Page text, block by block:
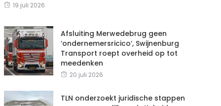
19 juli 2026
Afsluiting Merwedebrug geen
‘ondernemersricico’, Swijnenburg
Transport roept overheid op tot
meedenken
20 juli 2026
TLN onderzoekt juridische stappen